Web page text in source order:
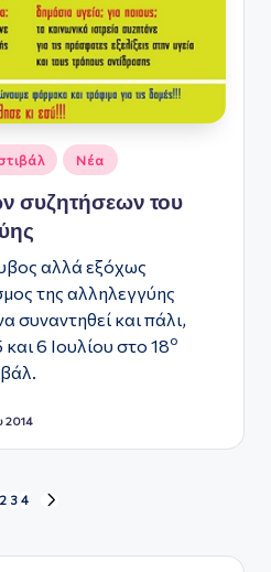
Νέα
συζητήσεων του
αλλά εξόχως
της αλληλεγγύης
συναντηθεί και πάλι,
6 Ιουλίου στο 18ο
2014
2 3 4